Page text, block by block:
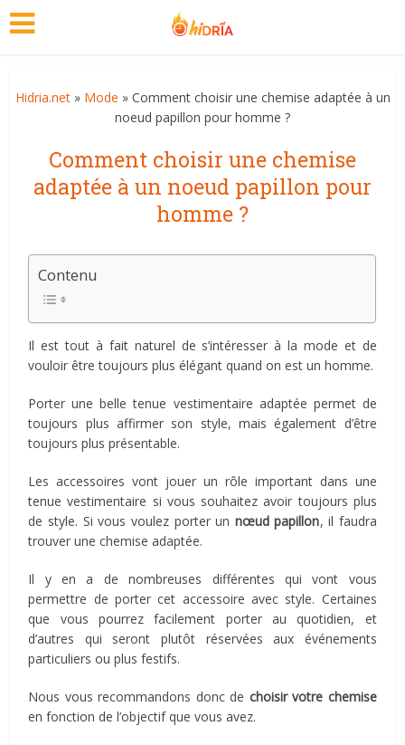
Hidria.net» Mode » Comment choisir une chemise adaptée à un
noeud papillon pour homme ?
Comment choisir une chemise
adaptée à un noeud papillon pour
homme ?
Contenu
Il est tout à fait naturel de s’intéresser à la mode et de
vouloir être toujours plus élégant quand on est un homme.
Porter une belle tenue vestimentaire adaptée permet de
toujours plus affirmer son style, mais également d’être
toujours plus présentable.
Les accessoires vont jouer un rôle important dans une
tenue vestimentaire si vous souhaitez avoir toujours plus
de style. Si vous voulez porter un nœud papillon, il faudra
trouver une chemise adaptée.
Il y en a de nombreuses différentes qui vont vous
permettre de porter cet accessoire avec style. Certaines
que vous pourrez facilement porter au quotidien, et
d’autres qui seront plutôt réservées aux événements
particuliers ou plus festifs.
Nous vous recommandons donc de choisir votre chemise
en fonction de l’objectif que vous avez.